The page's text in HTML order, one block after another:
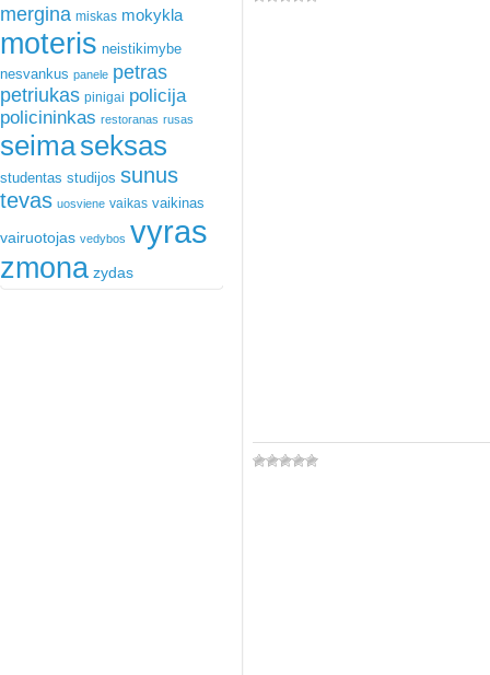
mergina miskas mokykla
moteris neistikimybe
nesvankus panele petras
petriukas pinigai policija
policininkas restoranas rusas
seimaseksas
studentas studijos sunus
tevas uosviene vaikas vaikinas
vairuotojas vedybos vyras
zmona zydas